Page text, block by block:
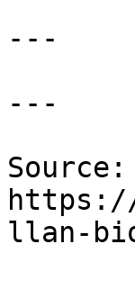
---
---
Source:
https://